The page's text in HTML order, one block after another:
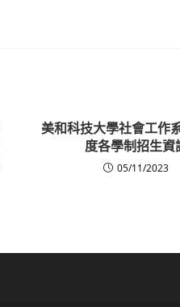
美和科技大學社會工作
度各學制招生資
05/11/2023